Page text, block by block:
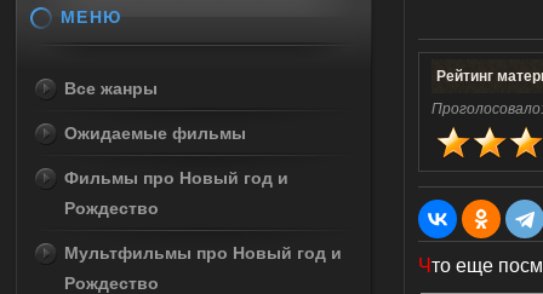
Рейтинг
Что еще
МЕНЮ
Все жанры
Ожидаемые фильмы
Фильмы про Новый год и
Рождество
Мультфильмы про Новый год и
Рождество